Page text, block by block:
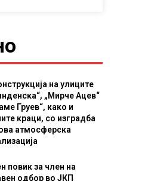
на улиците
„Мирче Ацев“
Груев“, како и
краци, со изградба
атмосферска
повик за член на
одбор во ЈКП